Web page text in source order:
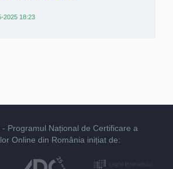
2025 18:23
- Programul Național de Certificare a
Online din România inițiat de: